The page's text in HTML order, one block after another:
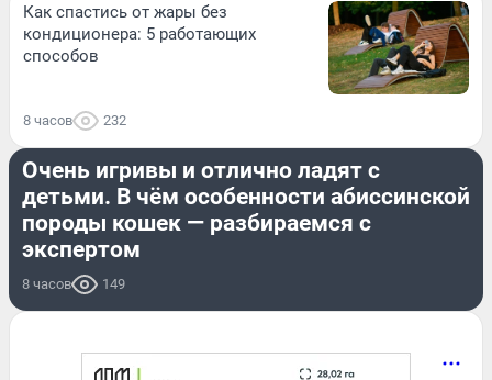
Как спастись от жары без
кондиционера: 5 работающих
способов
8 часов 232
ЖИВОТНЫЕ
Очень игривы и отлично ладят с
детьми. В чём особенности абиссинской
породы кошек — разбираемся с
экспертом
8 часов 149